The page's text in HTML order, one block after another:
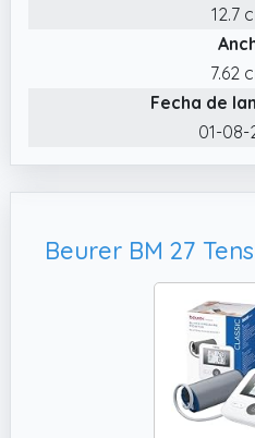
ajustando
manguito del
molestias y lograr
✔️ DETECCIÓN DE
HIPERTENSIÓN: Este
✔️ MEMORIA PARA
memoria integrada del
el seguimiento de la
arterial a lo largo del
12.7
7.62
Fecha de
01-08-